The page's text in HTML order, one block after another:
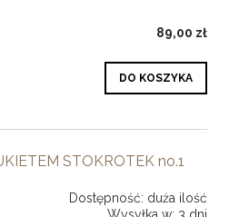
89,00 zł
DO KOSZYKA
STOKROTEK no.1
Dostępność: duża ilość